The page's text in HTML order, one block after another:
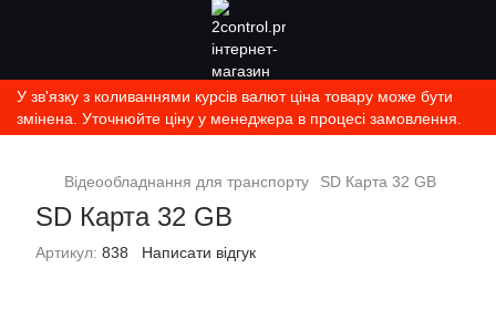
У зв'язку з коливаннями курсів валют ціна товару може бути
змінена. Уточнюйте ціну у менеджера в процесі замовлення.
Відеообладнання для транспорту SD Карта 32 GB
SD Карта 32 GB
Артикул: 838 Написати відгук